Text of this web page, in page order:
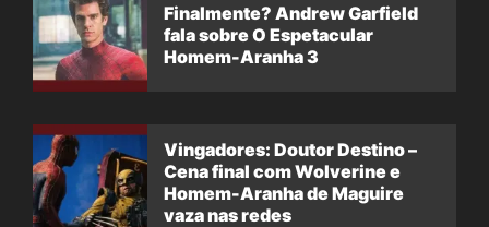
Finalmente? Andrew Garfield
fala sobre O Espetacular
Homem-Aranha 3
Vingadores: Doutor Destino –
Cena final com Wolverine e
Homem-Aranha de Maguire
vaza nas redes